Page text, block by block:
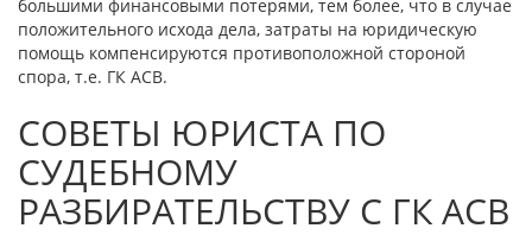
большими финансовыми потерями, тем более, что в случае
положительного исхода дела, затраты на юридическую
помощь компенсируются противоположной стороной
спора, т.е. ГК АСВ.
СОВЕТЫ ЮРИСТА ПО
СУДЕБНОМУ
РАЗБИРАТЕЛЬСТВУ С ГК АСВ